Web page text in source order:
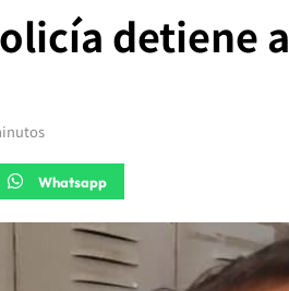
detiene
Whatsapp